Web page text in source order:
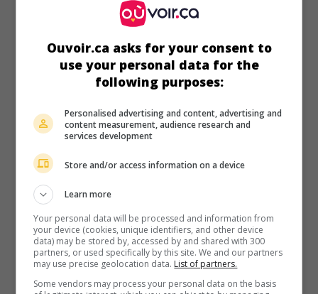
Le Grand Bidule
Darry Cowl,Micheline Dax. Un savant d'Europe centrale
accepte de venir travailler en France à une nouvelle
invention.
90 min.
Tendre Voyou
Fr. 1966. Comédiede Jean Becker avec Jean-Paul
Belmondo
Nadja Tiller
. Un jeune
Ouvoir.ca asks for your consent to
use your personal data for the
following purposes:
Personalised advertising and content, advertising and
content measurement, audience research and
services development
Store and/or access information on a device
Learn more
Your personal data will be processed and information from
your device (cookies, unique identifiers, and other device
data) may be stored by, accessed by and shared with 300
partners, or used specifically by this site. We and our partners
may use precise geolocation data. List of partners.
Some vendors may process your personal data on the basis